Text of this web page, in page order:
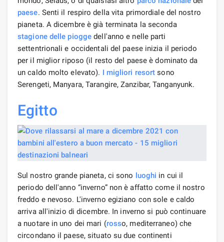
paese. Senti il ​​respiro della vita primordiale del nostro
pianeta. A dicembre è già terminata la seconda
stagione delle piogge dell'anno e nelle parti
settentrionali e occidentali del paese inizia il periodo
per il miglior riposo (il resto del paese è dominato da
un caldo molto elevato). I migliori resort sono
Serengeti, Manyara, Tarangire, Zanzibar, Tanganyunk.
Egitto
Sul nostro grande pianeta, ci sono luoghi in cui il
periodo dell'anno “inverno” non è affatto come il nostro
freddo e nevoso. L'inverno egiziano con sole e caldo
arriva all'inizio di dicembre. In inverno si può continuare
a nuotare in uno dei mari (rosso, mediterraneo) che
circondano il paese, situato su due continenti